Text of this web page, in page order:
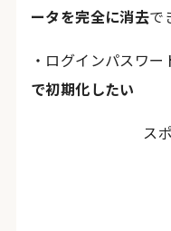
ータを完全に消去で
・ログインパスワー
で初期化したい
ス